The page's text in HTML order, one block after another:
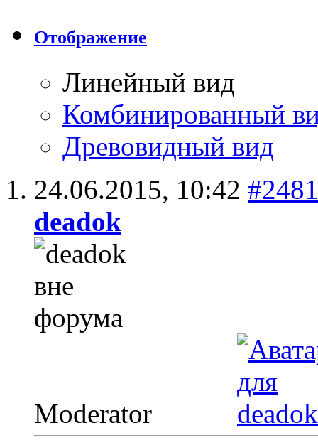
Отображение
Линейный вид
Комбинированный
Древовидный вид
24.06.2015, 10:42 #2481
deadok
Moderator